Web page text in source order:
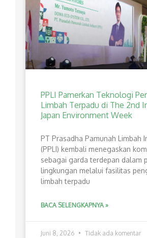
PPLI Pamerkan Teknologi
Limbah Terpadu di The 2nd
Japan Environment Week
PT Prasadha Pamunah Limbah
(PPLI) kembali menegaskan
sebagai garda terdepan dalam
lingkungan melalui fasilitas
limbah terpadu
BACA SELENGKAPNYA »
Juni 8, 2026 Tidak ada komentar